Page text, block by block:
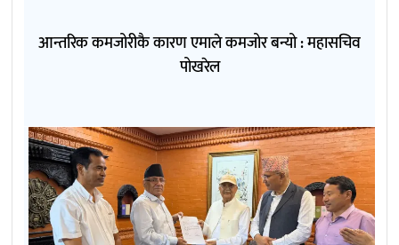
आन्तरिक कमजोरीकै कारण एमाले कमजोर बन्यो : महासचिव
पोखरेल